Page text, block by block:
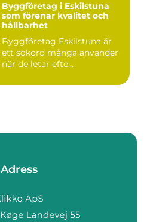
Byggföretag i Eskilstuna
som förenar kvalitet och
hållbarhet
Byggföretag Eskilstuna är
ett sökord många använder
när de letar efte...
Adress